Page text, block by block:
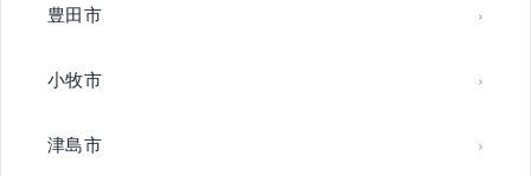
豊田市
小牧市
津島市